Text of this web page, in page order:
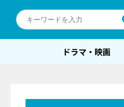
ドラマ・映画